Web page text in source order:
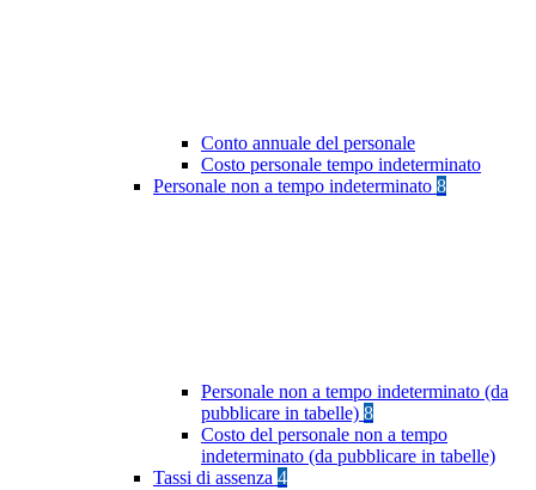
Conto annuale del personale
Costo personale tempo indeterminato
Personale non a tempo indeterminato 8
Personale non a tempo indeterminato (da
pubblicare in tabelle) 8
Costo del personale non a tempo
indeterminato (da pubblicare in tabelle)
Tassi di assenza 4